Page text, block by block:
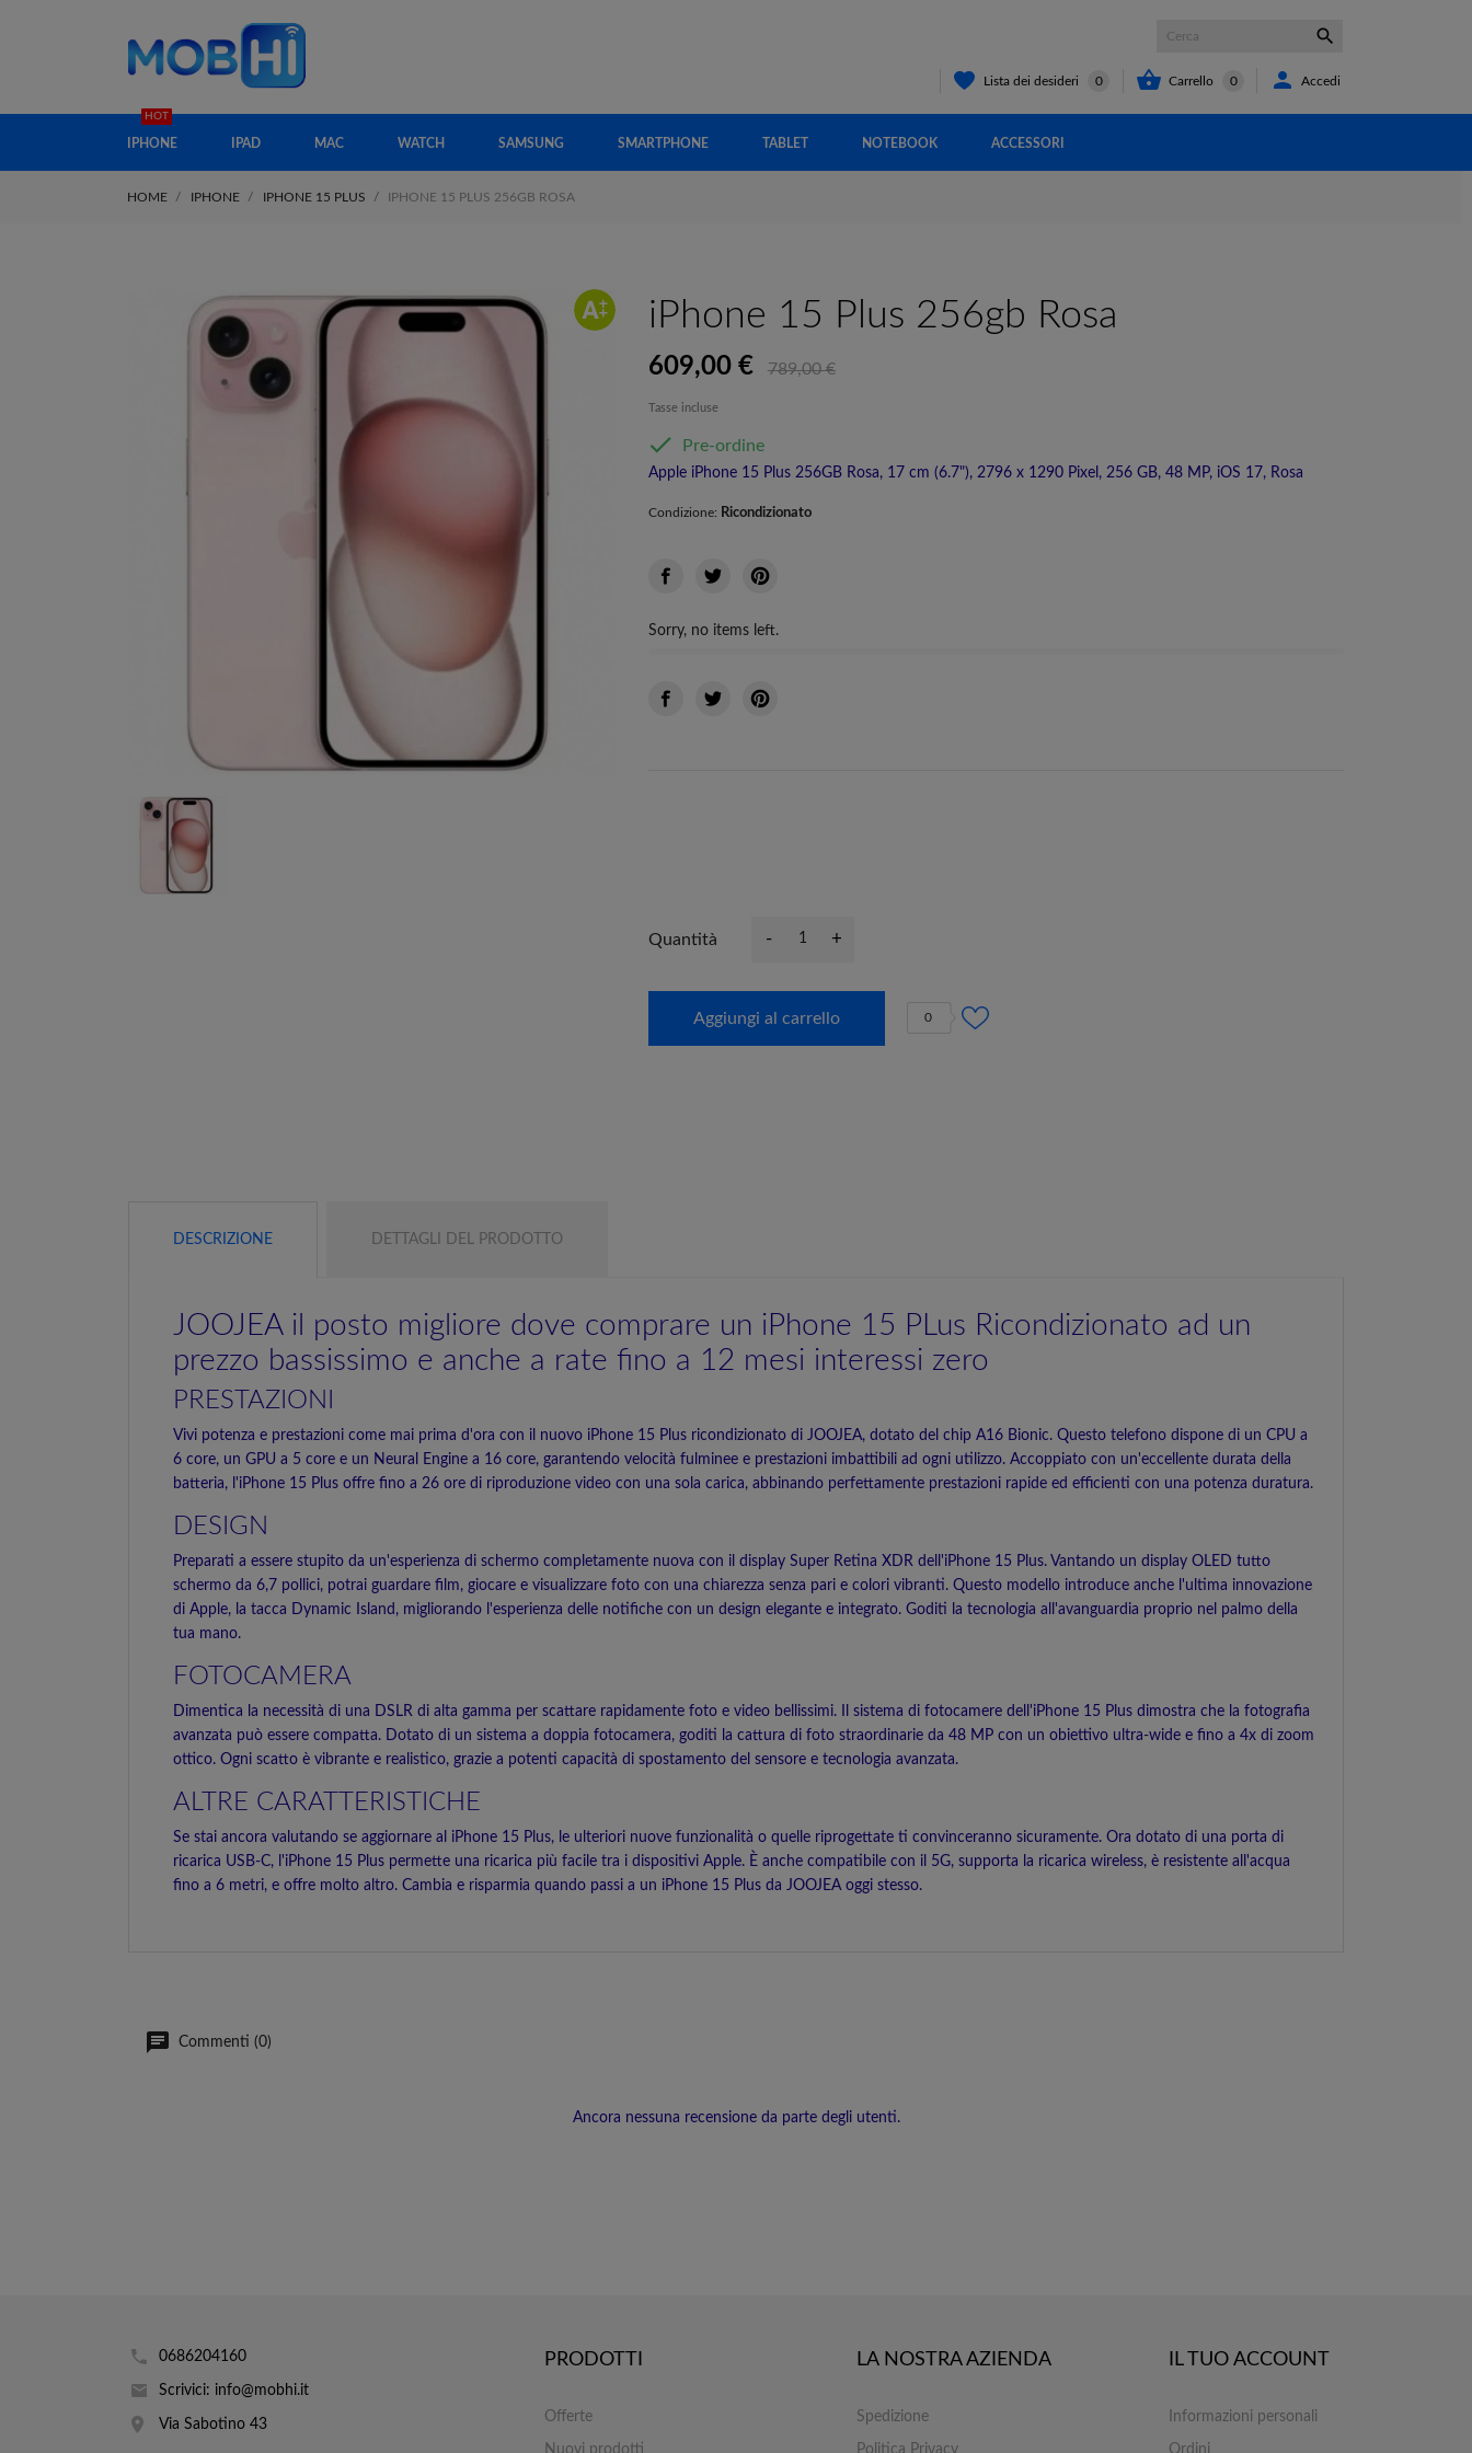

Lista dei desideri 0  Carrello 0  Accedi
IPHONE
HOT
IPAD MAC WATCH SAMSUNG SMARTPHONE TABLET NOTEBOOK ACCESSORI
HOME IPHONE IPHONE 15 PLUS IPHONE 15 PLUS 256GB ROSA
iPhone 15 Plus 256gb Rosa
609,00 € 789,00 €
Tasse incluse
 Pre-ordine
Apple iPhone 15 Plus 256GB Rosa, 17 cm (6.7"), 2796 x 1290 Pixel, 256 GB, 48 MP, iOS 17, Rosa
Condizione: Ricondizionato
Sorry, no items left.
Quantità - +
Aggiungi al carrello 0
DESCRIZIONE DETTAGLI DEL PRODOTTO
JOOJEA il posto migliore dove comprare un iPhone 15 PLus Ricondizionato ad un
prezzo bassissimo e anche a rate fino a 12 mesi interessi zero
PRESTAZIONI
Vivi potenza e prestazioni come mai prima d'ora con il nuovo iPhone 15 Plus ricondizionato di JOOJEA, dotato del chip A16 Bionic. Questo telefono dispone di un CPU a
6 core, un GPU a 5 core e un Neural Engine a 16 core, garantendo velocità fulminee e prestazioni imbattibili ad ogni utilizzo. Accoppiato con un'eccellente durata della
batteria, l'iPhone 15 Plus offre fino a 26 ore di riproduzione video con una sola carica, abbinando perfettamente prestazioni rapide ed efficienti con una potenza duratura.
DESIGN
Preparati a essere stupito da un'esperienza di schermo completamente nuova con il display Super Retina XDR dell'iPhone 15 Plus. Vantando un display OLED tutto
schermo da 6,7 pollici, potrai guardare film, giocare e visualizzare foto con una chiarezza senza pari e colori vibranti. Questo modello introduce anche l'ultima innovazione
di Apple, la tacca Dynamic Island, migliorando l'esperienza delle notifiche con un design elegante e integrato. Goditi la tecnologia all'avanguardia proprio nel palmo della
tua mano.
FOTOCAMERA
Dimentica la necessità di una DSLR di alta gamma per scattare rapidamente foto e video bellissimi. Il sistema di fotocamere dell'iPhone 15 Plus dimostra che la fotografia
avanzata può essere compatta. Dotato di un sistema a doppia fotocamera, goditi la cattura di foto straordinarie da 48 MP con un obiettivo ultra-wide e fino a 4x di zoom
ottico. Ogni scatto è vibrante e realistico, grazie a potenti capacità di spostamento del sensore e tecnologia avanzata.
ALTRE CARATTERISTICHE
Se stai ancora valutando se aggiornare al iPhone 15 Plus, le ulteriori nuove funzionalità o quelle riprogettate ti convinceranno sicuramente. Ora dotato di una porta di
ricarica USB-C, l'iPhone 15 Plus permette una ricarica più facile tra i dispositivi Apple. È anche compatibile con il 5G, supporta la ricarica wireless, è resistente all'acqua
fino a 6 metri, e offre molto altro. Cambia e risparmia quando passi a un iPhone 15 Plus da JOOJEA oggi stesso.
Commenti (0)
Ancora nessuna recensione da parte degli utenti.
0686204160
Scrivici: info@mobhi.it
Via Sabotino 43
PRODOTTI
Offerte
Nuovi prodotti
LA NOSTRA AZIENDA
Spedizione
Politica Privacy
IL TUO ACCOUNT
Informazioni personali
Ordini